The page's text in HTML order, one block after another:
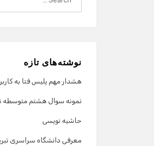
نوشته‌های تازه
هشدار مهم پلیس فتا به
نمونه سوال هشتم متوسطه
حاشیه نویسی
معرفی دانشگاه سراسری